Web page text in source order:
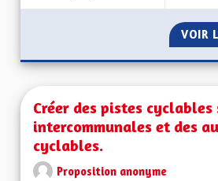
VOIR
Créer des pistes cyclables
intercommunales et des
cyclables.
Proposition anonyme